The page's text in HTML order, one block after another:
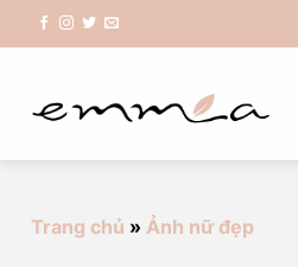
Chuyển
đến
dung
Trang chủ » Ảnh nữ đẹp